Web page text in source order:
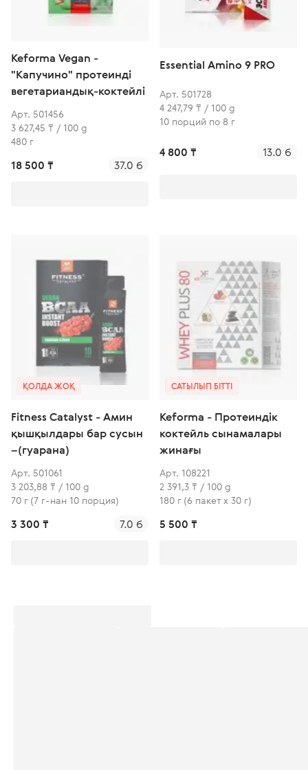
Keforma Vegan -
"Капучино" протеинді
вегетариандық-коктейлі
Арт. 501456
3 627,45 ₸ / 100 g
480 г
18 500 ₸ 37.0 б
Essential Amino 9 PRO
Арт. 501728
4 247,79 ₸ / 100 g
10 порций по 8 г
4 800 ₸ 13.0 б
ҚОЛДА ЖОҚ
Fitness Catalyst - Амин
қышқылдары бар сусын
–(гуарана)
Арт. 501061
3 203,88 ₸ / 100 g
70 г (7 г-нан 10 порция)
3 300 ₸ 7.0 б
САТЫЛЫП БІТТІ
Keforma - Протеиндік
коктейль сынамалары
жинағы
Арт. 108221
2 391,3 ₸ / 100 g
180 г (6 пакет x 30 г)
5 500 ₸